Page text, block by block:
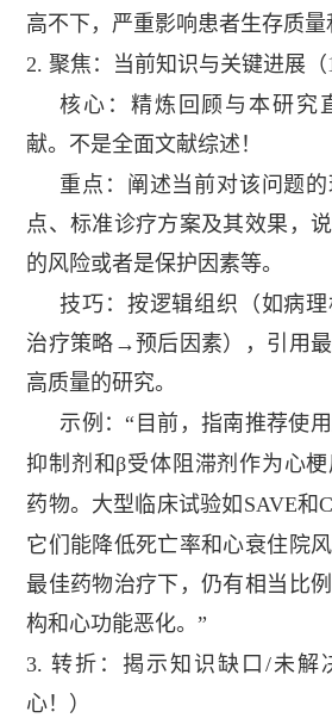
高不下，严重影响患者生存质量
2.聚焦：当前知识与关键进展（
核心：精炼回顾与本研究
献。不是全面文献综述！
重点：阐述当前对该问题
点、标准诊疗方案及其效果，
的风险或者是保护因素等。
技巧：按逻辑组织（如病
治疗策略→预后因素），引用最
高质量的研究。
示例： “目前，指南推荐使
抑制剂和β受体阻滞剂作为心
药物。大型临床试验如 SAVE和
它们能降低死亡率和心衰住院
最佳药物治疗下，仍有相当比
构和心功能恶化。”
3.转折：揭示知识缺口/未解
心！）